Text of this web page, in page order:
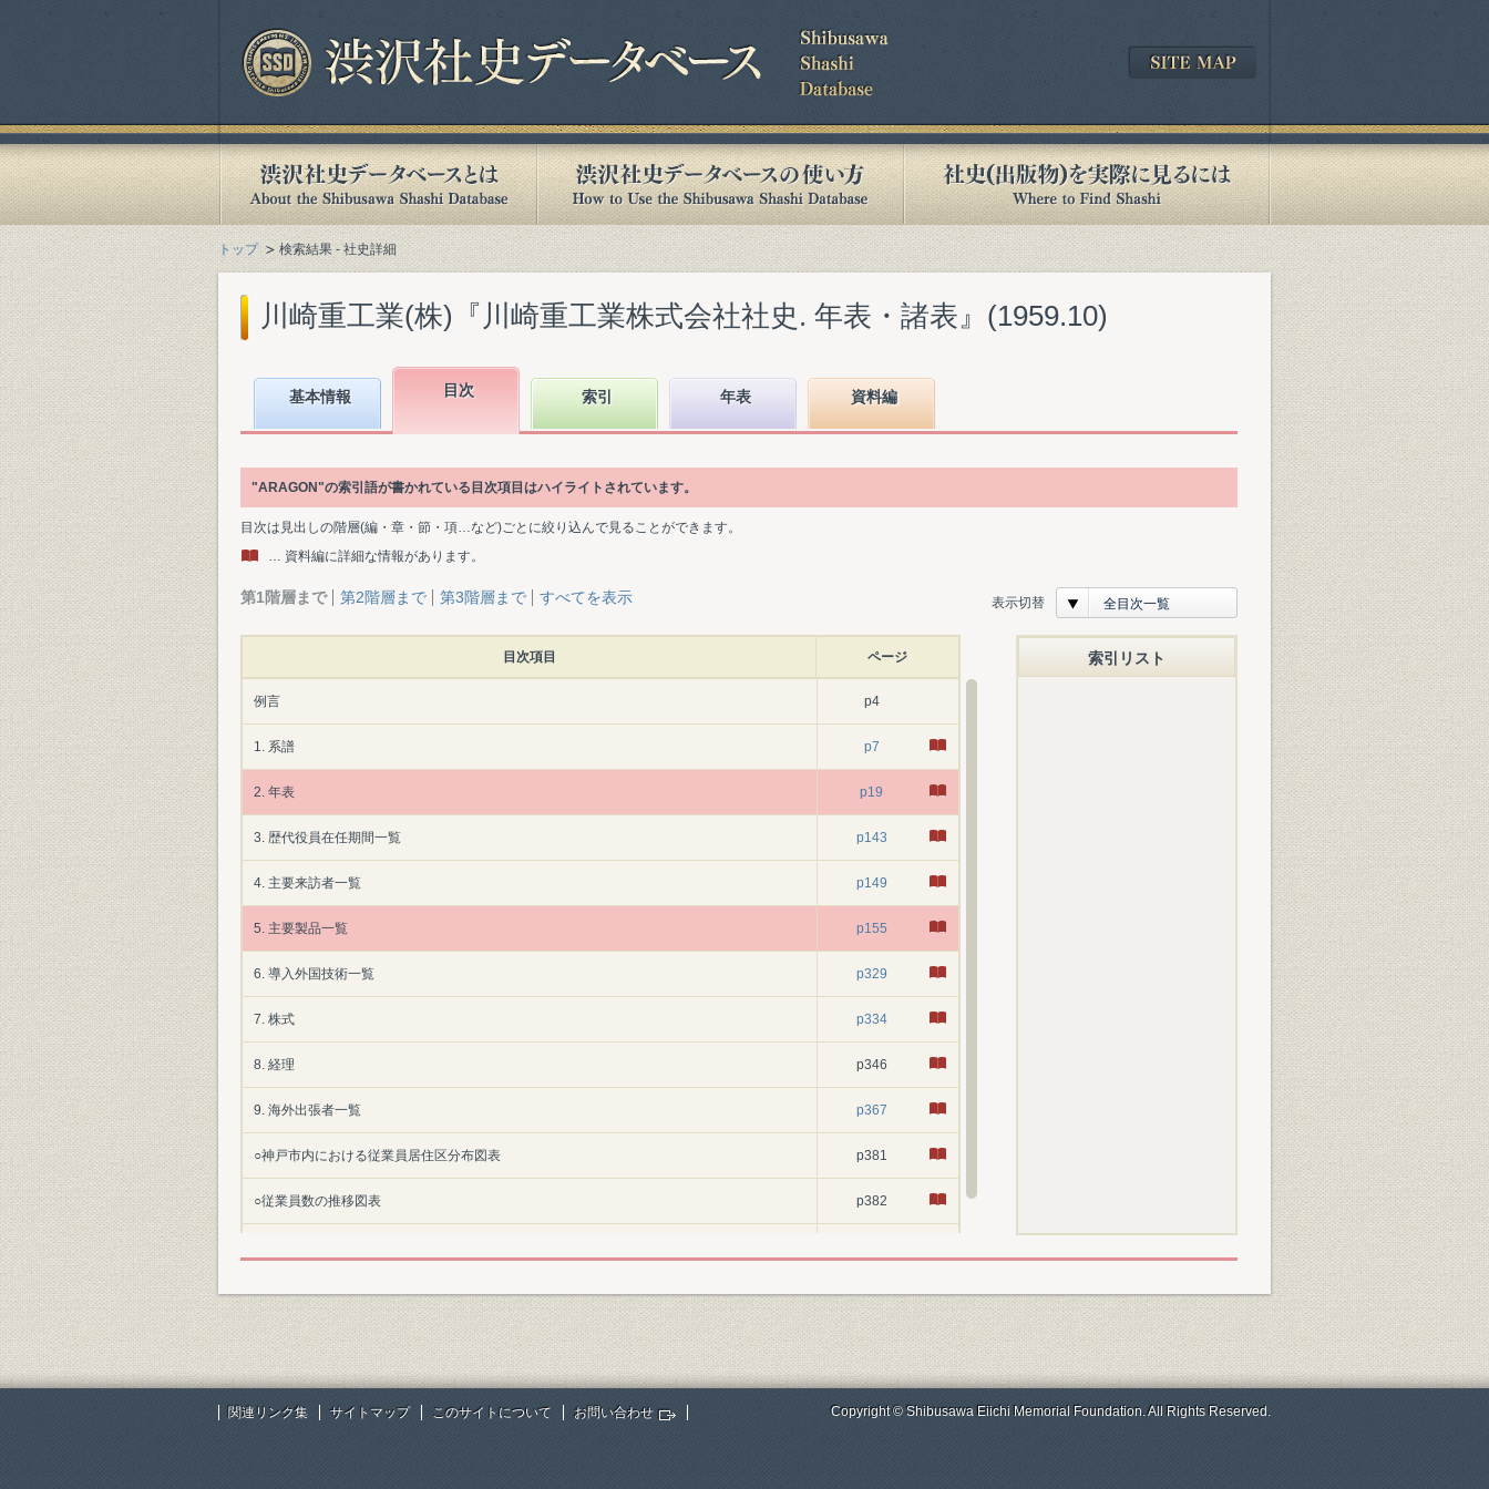
トップ 検索結果 - 社史詳細
川崎重工業(株)『川崎重工業株式会社社史. 年表・諸表』(1959.10)
基本情報 目次 索引 年表 資料編
"ARAGON"の索引語が書かれている目次項目はハイライトされています。
目次は見出しの階層(編・章・節・項…など)ごとに絞り込んで見ることができます。
… 資料編に詳細な情報があります。
第1階層まで 第2階層まで 第3階層まで すべてを表示 表示切替 全目次一覧
目次項目 ページ
例言 p4
1. 系譜 p7
2. 年表 p19
3. 歴代役員在任期間一覧 p143
4. 主要来訪者一覧 p149
5. 主要製品一覧 p155
6. 導入外国技術一覧 p329
7. 株式 p334
8. 経理 p346
9. 海外出張者一覧 p367
○神戸市内における従業員居住区分布図表 p381
○従業員数の推移図表 p382
索引リスト
関連リンク集 サイトマップ このサイトについて お問い合わせ Copyright © Shibusawa Eiichi Memorial Foundation. All Rights Reserved.